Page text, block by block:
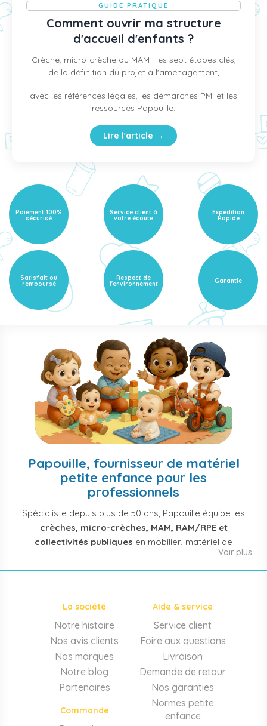
GUIDE PRATIQUE
Comment ouvrir ma structure
d'accueil d'enfants ?
Crèche, micro-crèche ou MAM : les sept étapes clés,
de la définition du projet à l'aménagement,
avec les références légales, les démarches PMI et les
ressources Papouille.
Lire l'article →
Paiement 100%
sécurisé
Service client à
votre écoute
Expédition
Rapide
Satisfait ou
remboursé
Respect de
l'environnement Garantie
Papouille, fournisseur de matériel
petite enfance pour les
professionnels
Spécialiste depuis plus de 50 ans, Papouille équipe les
crèches, micro-crèches, MAM, RAM/RPE et
collectivités publiques en mobilier, matériel de
puériculture, jouets et équipement pour structures
d'accueil de la petite enfance. Notre offre couvre
cabinets infirmiers).
Mobilier et équipement de crèche
Lits crèche en bois, couchettes empilables, meubles à
langer sur mesure en résine antibactérienne, tables et
chaises adaptées aux 0-6 ans, banc-vestiaire, barrières de
séparation. Tout le matériel pour aménager une structure
conforme aux normes PMI.
Voir plus
La société
Notre histoire
Nos avis clients
Nos marques
Notre blog
Partenaires
Commande
Aide & service
Service client
Foire aux questions
Livraison
Demande de retour
Nos garanties
Normes petite
enfance